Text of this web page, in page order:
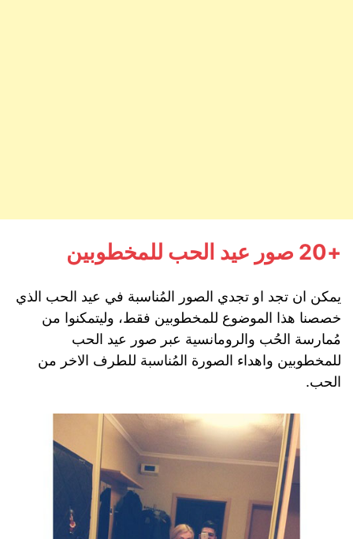
+20 صور عيد الحب للمخطوبين
يمكن ان تجد او تجدي الصور المُناسبة في عيد الحب الذي
خصصنا هذا الموضوع للمخطوبين فقط، وليتمكنوا من
مُمارسة الحُب والرومانسية عبر صور عيد الحب
للمخطوبين واهداء الصورة المُناسبة للطرف الاخر من
الحب.